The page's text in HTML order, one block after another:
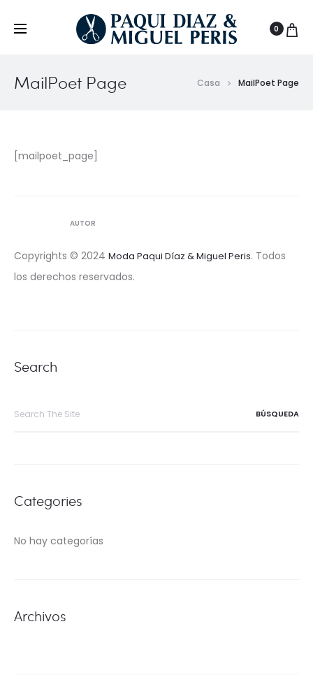
0
MailPoet Page Casa MailPoet Page
[mailpoet_page]
AUTOR
Copyrights © 2024 Moda Paqui Díaz & Miguel Peris. Todos
los derechos reservados.
Search
Categories
No hay categorías
Archivos